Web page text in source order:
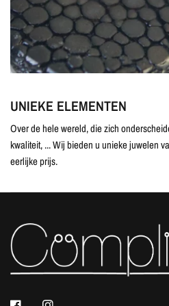
UNIEKE ELEMENTEN
Over de hele wereld, die zich
kwaliteit, ... Wij bieden u unieke juwelen
eerlijke prijs.